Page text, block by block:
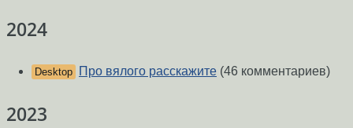
2024
Desktop Про вялого расскажите (46 комментариев)
2023